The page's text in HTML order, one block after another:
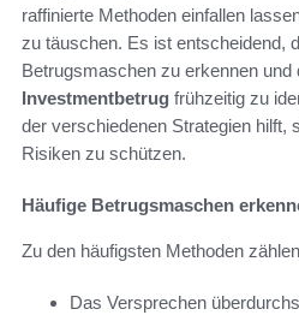
raffinierte Methoden einfallen
zu täuschen. Es ist entscheidend,
Betrugsmaschen zu erkennen und
Investmentbetrug frühzeitig zu
der verschiedenen Strategien hilft,
Risiken zu schützen.
Häufige Betrugsmaschen
Zu den häufigsten Methoden
Das Versprechen